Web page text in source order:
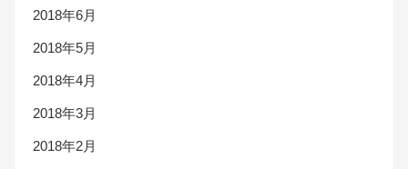
2018年6月
2018年5月
2018年4月
2018年3月
2018年2月